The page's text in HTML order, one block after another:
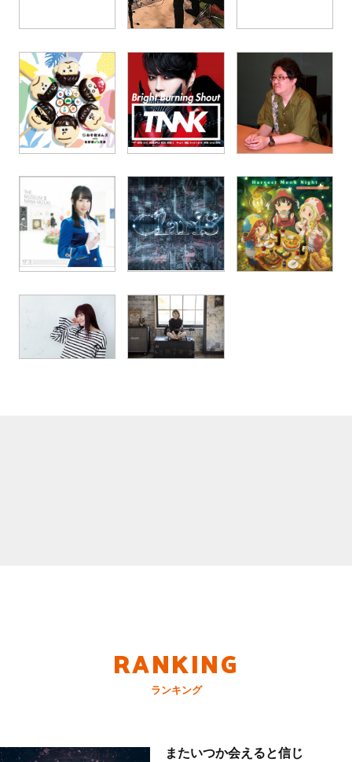
RANKING
ランキング
またいつか会えると信じ